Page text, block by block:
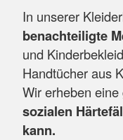
In unserer
benachteiligte
und
Handtücher aus
Wir erheben eine
sozialen
kann.